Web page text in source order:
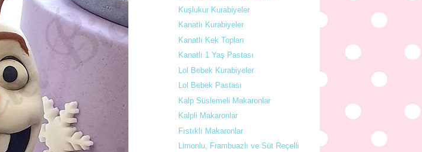
Kuşlukur Kurabiyeler
Kanatlı Kurabiyeler
Kanatlı Kek Topları
Kanatlı 1 Yaş Pastası
Lol Bebek Kurabiyeler
Lol Bebek Pastası
Kalp Süslemeli Makaronlar
Kalpli Makaronlar
Fıstıklı Makaronlar
Limonlu, Frambuazlı ve Süt Reçelli